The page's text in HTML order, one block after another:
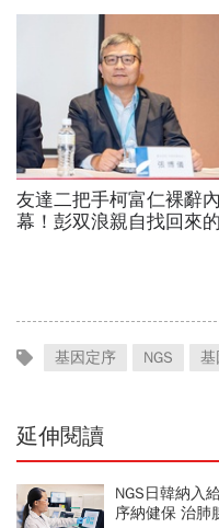
張利空，要抱要殺全看2
友達二把手柯富仁裸辭內
幕！彭双浪親自找回來
基因定序 NGS 基
延伸閱讀
NGS日韓納入
序納健保 治肺